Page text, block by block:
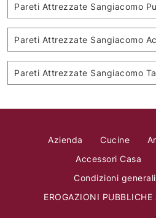
Pareti Attrezzate Sangiacomo
Pareti Attrezzate Sangiacomo
Pareti Attrezzate Sangiacomo
Azienda Cucine
Accessori Casa
Condizioni
EROGAZIONI